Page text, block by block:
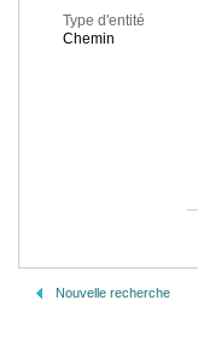
Type d'entité
Chemin
Nouvelle recherche